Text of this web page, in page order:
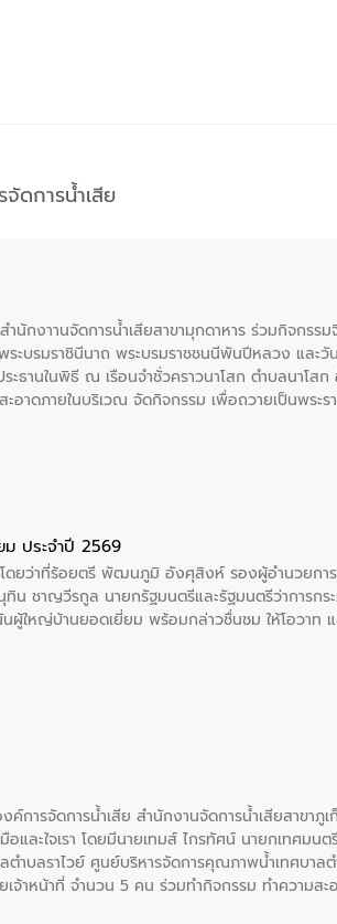
ดการน้ำเสีย
นักงาานจัดการน้ำเสียสาขามุกดาหาร ร่วมกิจกร
ะบรมราชินีนาถ พระบรมราชชนนีพันปีหลวง และ
ธานในพิธี ณ เรือนจําชั่วคราวนาโสก ตําบลนาโส
อาดภายในบริเวณ จัดกิจกรรม เพื่อถวายเป็นพระ
วายสัจปฏิญาณ ทำความดีด้วยหัวใจ
ประจำปี 2569
ดยว่าที่ร้อยตรี พัฒนภูมิ อังศุสิงห์ รองผู้อำนวยกา
ชาญวีรกูล นายกรัฐมนตรีและรัฐมนตรีว่าการกร
ผู้ใหญ่บ้านยอดเยี่ยม พร้อมกล่าวชื่นชม ให้โอวาท
การจัดการน้ำเสีย สำนักงานจัดการน้ำเสียสาขา
อและใจเรา โดยมีนายเทมส์ ไกรทัศน์ นายกเทศมน
ตำบลราไวย์ ศูนย์บริหารจัดการคุณภาพน้ำเทศบาล
จ้าหน้าที่ จำนวน 5 คน ร่วมทำกิจกรรม ทำความส
ง จังหวัดภูเก็ต